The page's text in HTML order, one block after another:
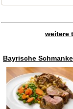
weitere
Bayrische